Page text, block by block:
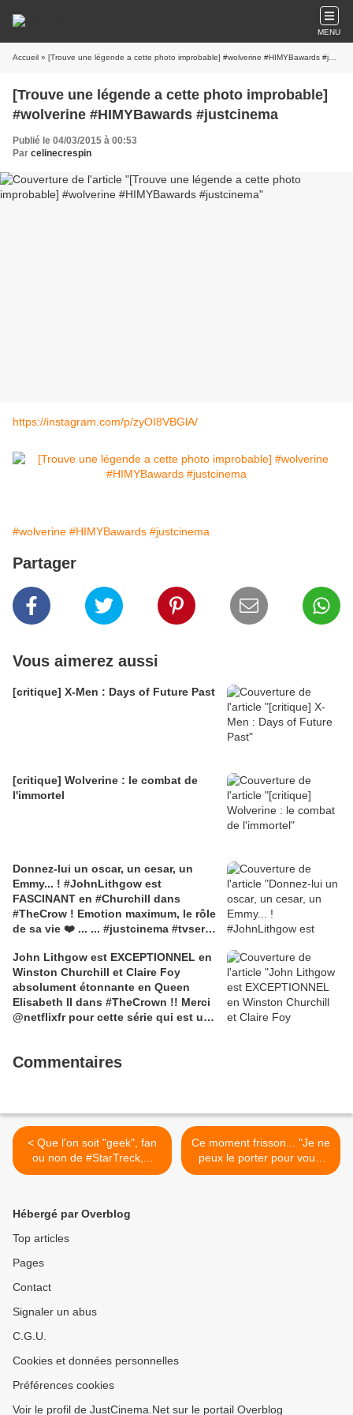
MENU
Accueil » [Trouve une légende a cette photo improbable] #wolverine #HIMYBawards #justcinema
[Trouve une légende a cette photo improbable]
#wolverine #HIMYBawards #justcinema
Publié le 04/03/2015 à 00:53
Par celinecrespin
https://instagram.com/p/zyOI8VBGlA/
#wolverine #HIMYBawards #justcinema
Partager
Vous aimerez aussi
[critique] X-Men : Days of Future Past
[critique] Wolverine : le combat de
l'immortel
Donnez-lui un oscar, un cesar, un
Emmy... ! #JohnLithgow est
FASCINANT en #Churchill dans
#TheCrow ! Emotion maximum, le rôle
de sa vie ❤️ ... ... #justcinema #tvserie
#netflixandchill
John Lithgow est EXCEPTIONNEL en
Winston Churchill et Claire Foy
absolument étonnante en Queen
Elisabeth II dans #TheCrown !! Merci
@netflixfr pour cette série qui est un
réalisation... RIEN a reprocher !! ... ...
#justcinema
Commentaires
< Que l'on soit "geek", fan
ou non de #StarTreck,...
Ce moment frisson... "Je ne
peux le porter pour vous,
mais je peux vous porter
Hébergé par Overblog
Top articles
Pages
Contact
Signaler un abus
C.G.U.
Cookies et données personnelles
Préférences cookies
Voir le profil de JustCinema.Net sur le portail Overblog